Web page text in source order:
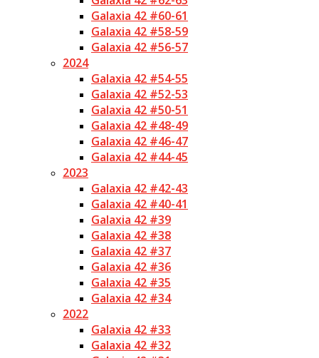
Galaxia 42 #60-61
Galaxia 42 #58-59
Galaxia 42 #56-57
2024
Galaxia 42 #54-55
Galaxia 42 #52-53
Galaxia 42 #50-51
Galaxia 42 #48-49
Galaxia 42 #46-47
Galaxia 42 #44-45
2023
Galaxia 42 #42-43
Galaxia 42 #40-41
Galaxia 42 #39
Galaxia 42 #38
Galaxia 42 #37
Galaxia 42 #36
Galaxia 42 #35
Galaxia 42 #34
2022
Galaxia 42 #33
Galaxia 42 #32